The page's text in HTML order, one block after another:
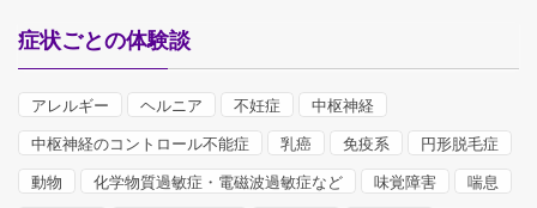
症状ごとの体験談
アレルギー ヘルニア 不妊症 中枢神経
中枢神経のコントロール不能症 乳癌 免疫系 円形脱毛症
動物 化学物質過敏症・電磁波過敏症など 味覚障害 喘息